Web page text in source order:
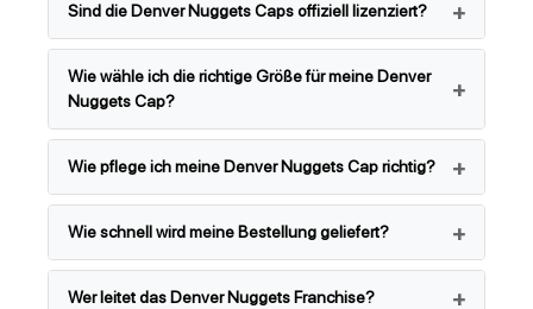
Sind die Denver Nuggets Caps offiziell lizenziert?
Wie wähle ich die richtige Größe für meine Denver
Nuggets Cap?
Wie pflege ich meine Denver Nuggets Cap richtig?
Wie schnell wird meine Bestellung geliefert?
Wer leitet das Denver Nuggets Franchise?